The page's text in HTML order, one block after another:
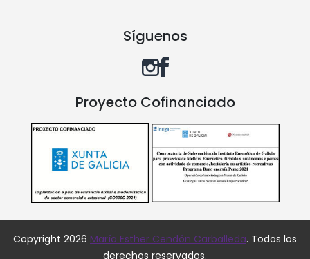
Síguenos
Proyecto Cofinanciado
Copyright 2026 María Esther Cendón Carballeda. Todos los
derechos reservados.